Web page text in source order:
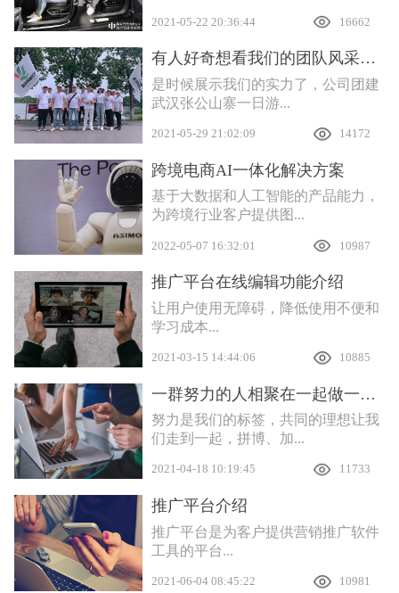
2021-05-22 20:36:44 16662
有人好奇想看我们的团队风采，安排
是时候展示我们的实力了，公司团建
武汉张公山寨一日游...
2021-05-29 21:02:09 14172
跨境电商AI一体化解决方案
基于大数据和人工智能的产品能力，
为跨境行业客户提供图...
2022-05-07 16:32:01 10987
推广平台在线编辑功能介绍
让用户使用无障碍，降低使用不便和
学习成本...
2021-03-15 14:44:06 10885
一群努力的人相聚在一起做一件有意义的事
努力是我们的标签，共同的理想让我
们走到一起，拼博、加...
2021-04-18 10:19:45 11733
推广平台介绍
推广平台是为客户提供营销推广软件
工具的平台...
2021-06-04 08:45:22 10981